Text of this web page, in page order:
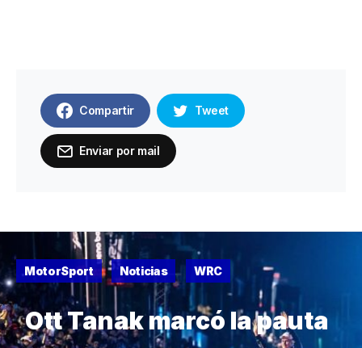
Compartir Tweet
Enviar por mail
MotorSport Noticias WRC
Ott Tanak marcó la pauta